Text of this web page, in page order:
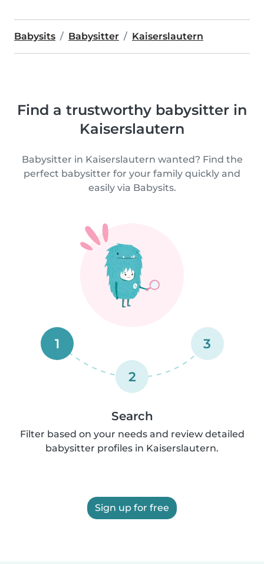
Babysits Babysitter Kaiserslautern
Find a trustworthy babysitter in
Kaiserslautern
Babysitter in Kaiserslautern wanted? Find the
perfect babysitter for your family quickly and
easily via Babysits.
1
2
3
Search
Filter based on your needs and review detailed
babysitter profiles in Kaiserslautern.
Sign up for free